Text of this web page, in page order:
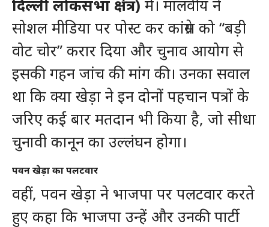
दिल्ली लोकसभा क्षेत्र) में। मालवीय ने
सोशल मीडिया पर पोस्ट कर कांग्रेस को “बड़ी
वोट चोर” करार दिया और चुनाव आयोग से
इसकी गहन जांच की मांग की। उनका सवाल
था कि क्या खेड़ा ने इन दोनों पहचान पत्रों के
जरिए कई बार मतदान भी किया है, जो सीधा
चुनावी कानून का उल्लंघन होगा।
पवन खेड़ा का पलटवार
वहीं, पवन खेड़ा ने भाजपा पर पलटवार करते
हुए कहा कि भाजपा उन्हें और उनकी पार्टी